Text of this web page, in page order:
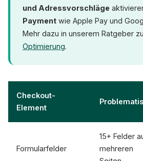
und Adressvorschläge
Payment wie Apple Pay und
Mehr dazu in unserem Ratgeber
Optimierung.
Checkout-
Element
Formularfelder
15+ Felder
mehreren